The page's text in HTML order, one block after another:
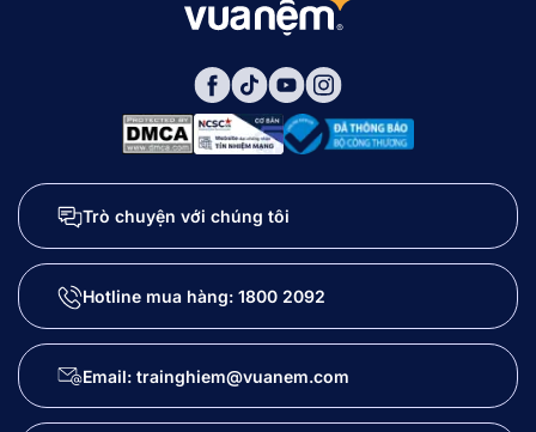
Trò chuyện với chúng tôi
Hotline mua hàng: 1800 2092
Email: trainghiem@vuanem.com